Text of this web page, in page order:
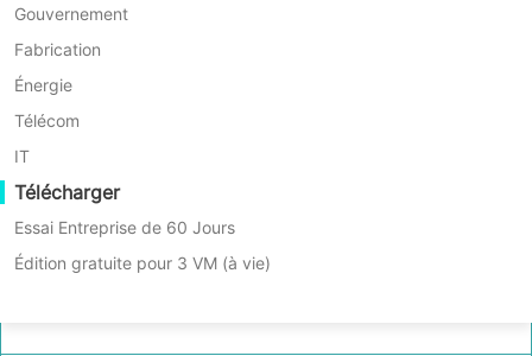
Gouvernement
Fabrication
Énergie
Télécom
IT
Télécharger
Essai Entreprise de 60 Jours
Édition gratuite pour 3 VM (à vie)
Sauvegarde automatisée de machines virtuelles avec des
Sauvegarde sans agent